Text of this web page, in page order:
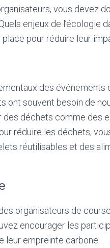
vous devez
enjeux de l’écologie
pour réduire leur
des
ont souvent besoin de
des déchets comme des
réduire les déchets,
réutilisables et des
organisateurs de
encourager les
leur empreinte carbone.